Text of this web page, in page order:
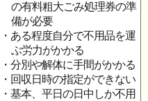
の有料粗大ごみ処理券の準
備が必要
・ある程度自分で不用品を運
ぶ労力がかかる
・分別や解体に手間がかかる
・回収日時の指定ができない
・基本、平日の日中しか不用